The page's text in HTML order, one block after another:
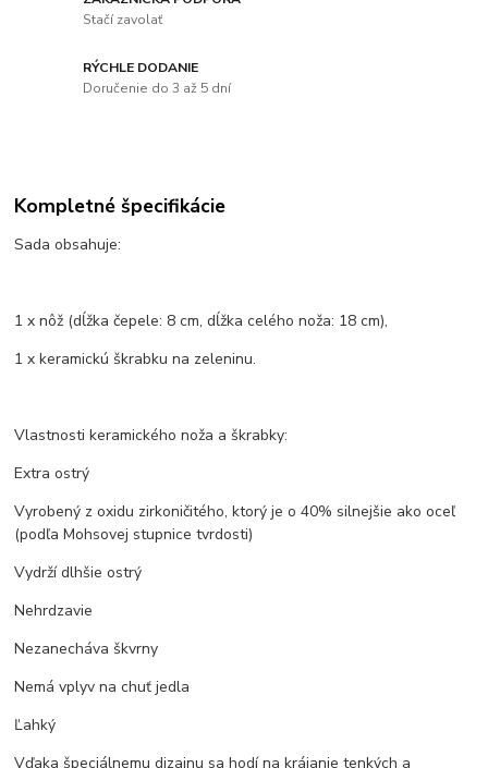
Stačí zavolať
RÝCHLE DODANIE
Doručenie do 3 až 5 dní
Kompletné špecifikácie
Sada obsahuje:
1 x nôž (dĺžka čepele: 8 cm, dĺžka celého noža: 18 cm),
1 x keramickú škrabku na zeleninu.
Vlastnosti keramického noža a škrabky:
Extra ostrý
Vyrobený z oxidu zirkoničitého, ktorý je o 40% silnejšie ako oceľ
(podľa Mohsovej stupnice tvrdosti)
Vydrží dlhšie ostrý
Nehrdzavie
Nezanecháva škvrny
Nemá vplyv na chuť jedla
Ľahký
Vďaka špeciálnemu dizajnu sa hodí na krájanie tenkých a